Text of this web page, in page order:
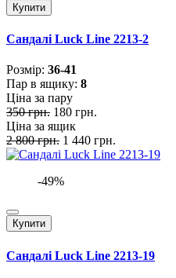
Купити
Сандалі Luck Line 2213-2
Розмiр: 36-41
Пар в ящику: 8
Ціна за пару
350 грн. 180 грн.
Ціна за ящик
2 800 грн. 1 440 грн.
-49%
Купити
Сандалі Luck Line 2213-19